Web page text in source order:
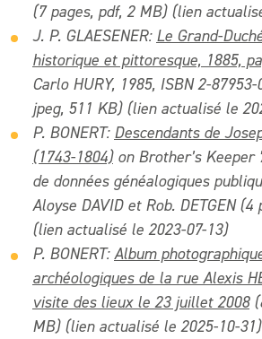
(7 pages, pdf, 2 MB) (lien
J. P. GLAESENER: Le Grand-
historique et pittoresque, 1885,
Carlo HURY, 1985, ISBN 2-
jpeg, 511 KB) (lien actualisé le
P. BONERT: Descendants de
(1743-1804)on Brother’s Keeper
de données généalogiques
Aloyse DAVID et Rob. DETGEN(4
(lien actualisé le 2023-07-13)
P. BONERT:Album
archéologiques de la rue Alexis
visite des lieux le 23 juillet 2008
MB) (lien actualisé le 2025-10-31)